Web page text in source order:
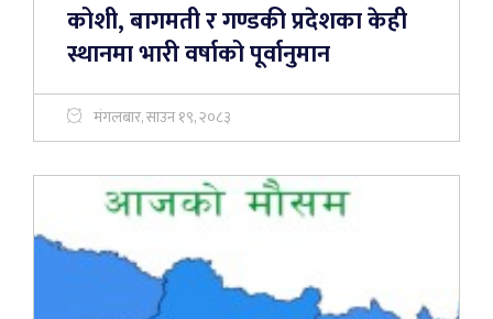
कोशी, बागमती र गण्डकी प्रदेशका केही
स्थानमा भारी वर्षाको पूर्वानुमान
मंगलबार, साउन १९, २०८३